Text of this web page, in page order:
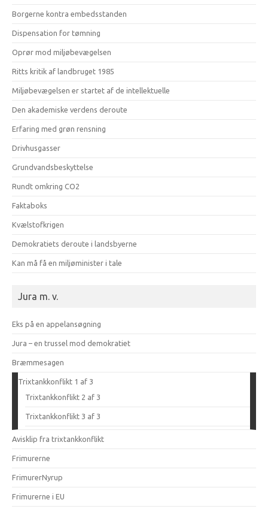
Borgerne kontra embedsstanden
Dispensation for tømning
Oprør mod miljøbevægelsen
Ritts kritik af landbruget 1985
Miljøbevægelsen er startet af de intellektuelle
Den akademiske verdens deroute
Erfaring med grøn rensning
Drivhusgasser
Grundvandsbeskyttelse
Rundt omkring CO2
Faktaboks
Kvælstofkrigen
Demokratiets deroute i landsbyerne
Kan må få en miljøminister i tale
Jura m. v.
Eks på en appelansøgning
Jura – en trussel mod demokratiet
Bræmmesagen
Trixtankkonflikt 1 af 3
Trixtankkonflikt 2 af 3
Trixtankkonflikt 3 af 3
Avisklip fra trixtankkonflikt
Frimurerne
FrimurerNyrup
Frimurerne i EU